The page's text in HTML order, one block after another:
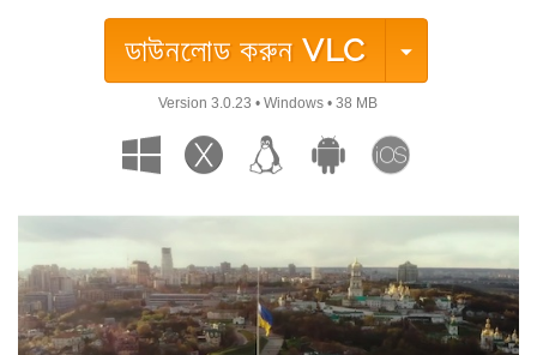
ডাউনলোড করুনVLC
Version 3.0.23 • Windows • 38 MB